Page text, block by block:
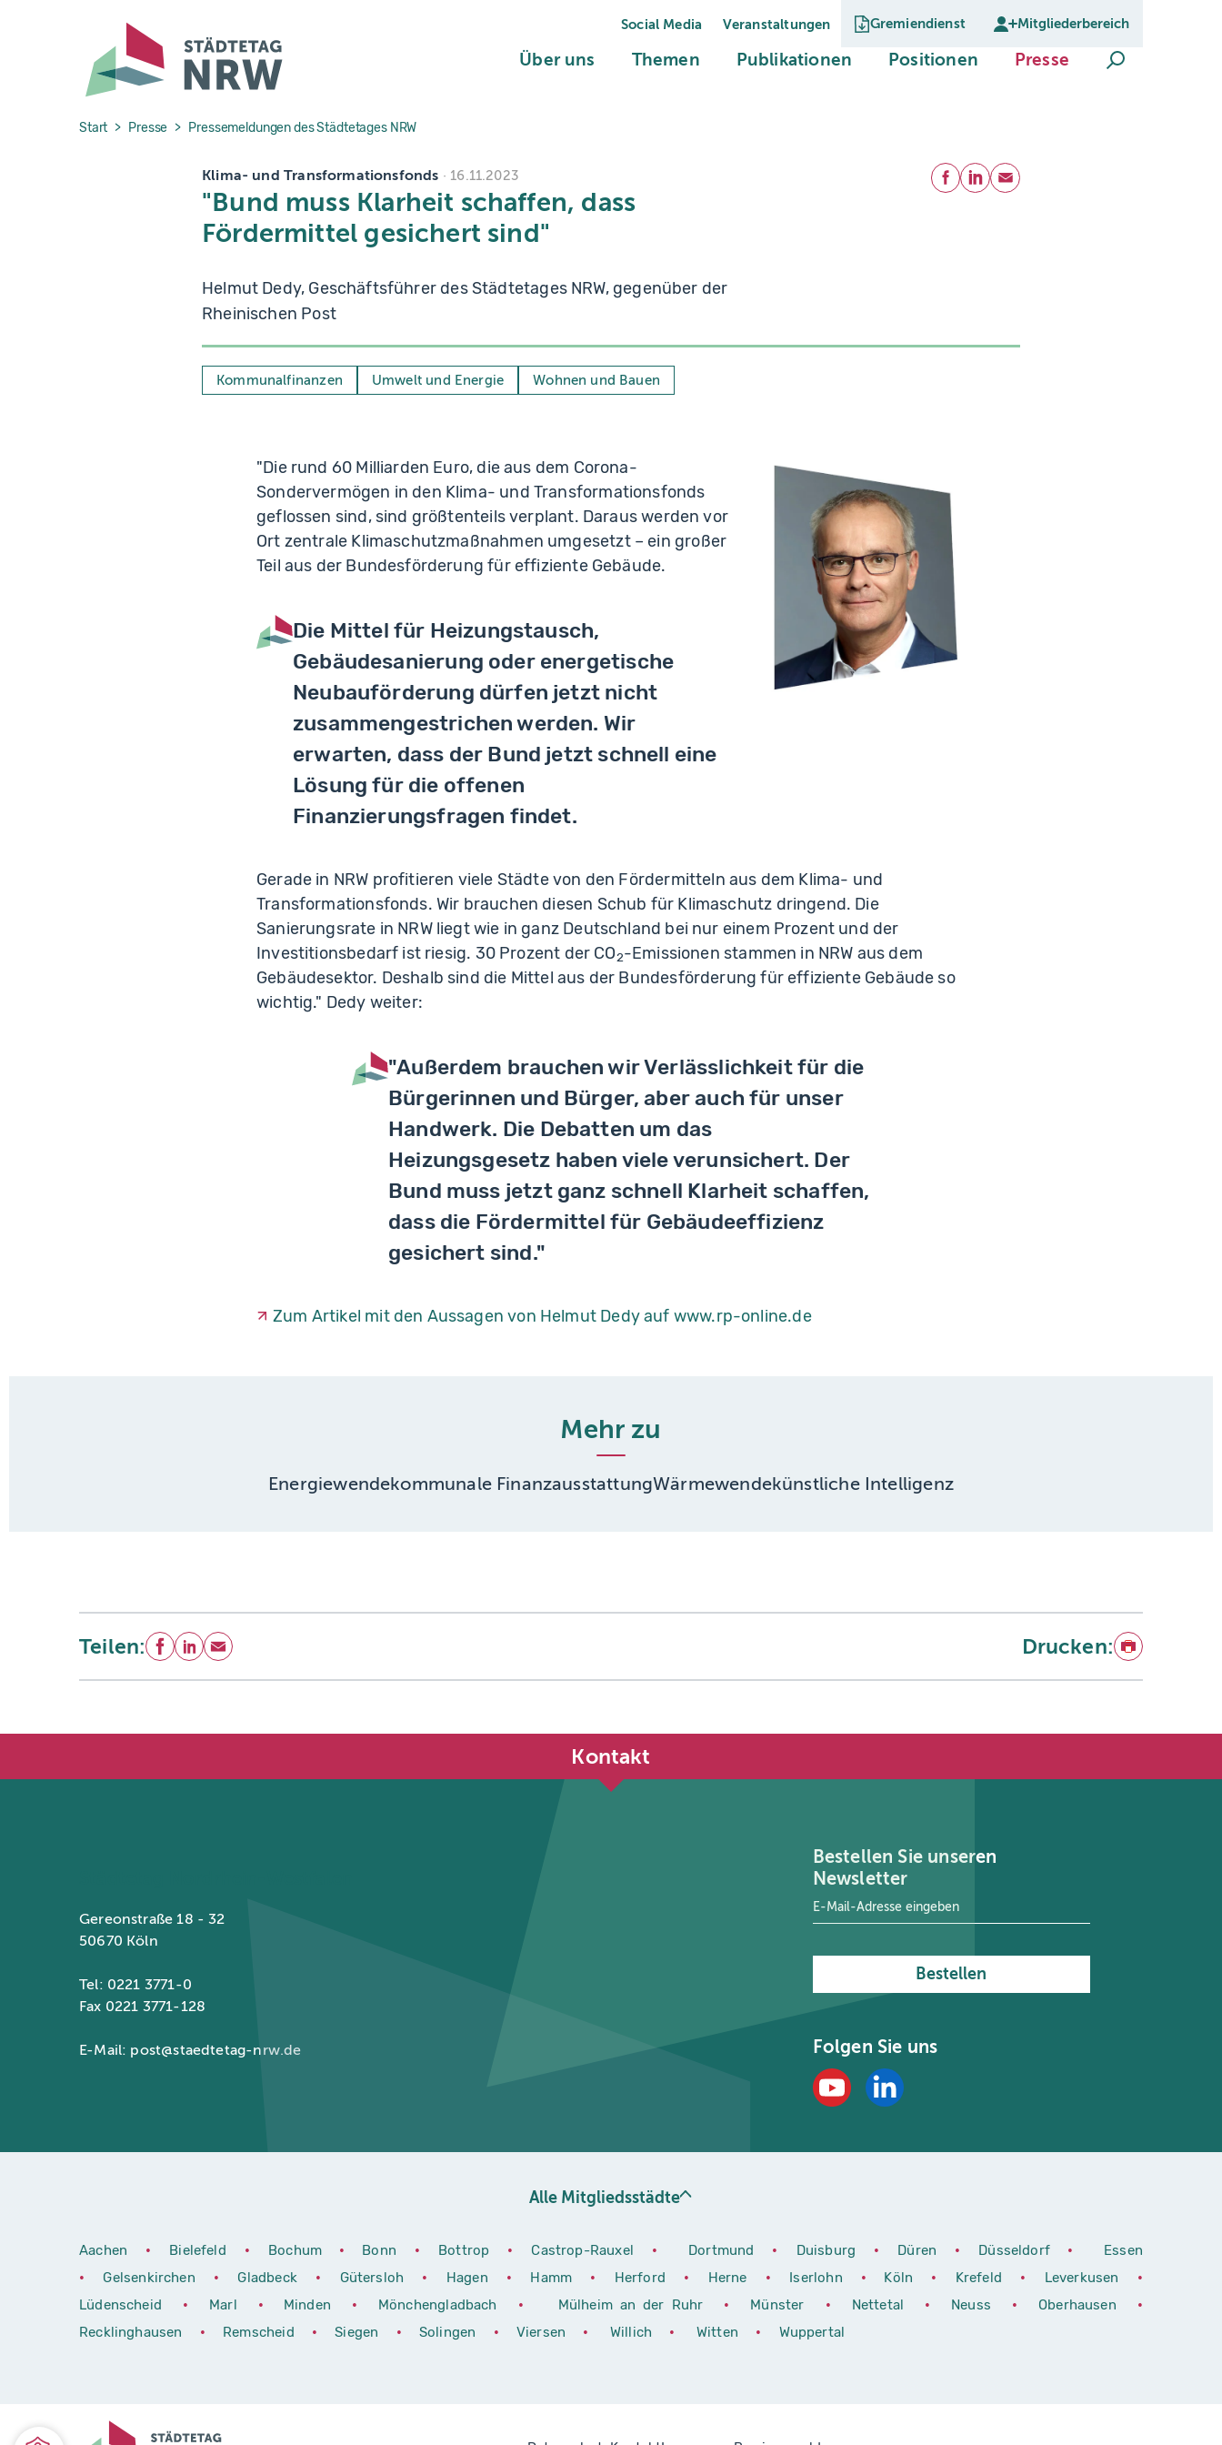
Social Media Veranstaltungen Gremiendienst Mitgliederbereich
Über uns (current)
Themen(current)Publikationen (current)Positionen(current)
Presse (current)Suche öffnen
You are here:
Start Presse Pressemeldungen des Städtetages NRW
Klima- und Transformationsfonds 16.11.2023
"Bund muss Klarheit schaffen, dass
Fördermittel gesichert sind"
Helmut Dedy, Geschäftsführer des Städtetages NRW, gegenüber der
Rheinischen Post
Teilen
Facebook
LinkedIn
E-Mail
Kommunalfinanzen Umwelt und Energie Wohnen und Bauen
"Die rund 60 Milliarden Euro, die aus dem Corona-
Sondervermögen in den Klima- und Transformationsfonds
geflossen sind, sind größtenteils verplant. Daraus werden vor
Ort zentrale Klimaschutzmaßnahmen umgesetzt – ein großer
Teil aus der Bundesförderung für effiziente Gebäude.
Die Mittel für Heizungstausch,
Gebäudesanierung oder energetische
Neubauförderung dürfen jetzt nicht
zusammengestrichen werden. Wir
erwarten, dass der Bund jetzt schnell eine
Lösung für die offenen
Finanzierungsfragen findet.
Gerade in NRW profitieren viele Städte von den Fördermitteln aus dem Klima- und
Transformationsfonds. Wir brauchen diesen Schub für Klimaschutz dringend. Die
Sanierungsrate in NRW liegt wie in ganz Deutschland bei nur einem Prozent und der
Investitionsbedarf ist riesig. 30 Prozent der CO2-Emissionen stammen in NRW aus dem
Gebäudesektor. Deshalb sind die Mittel aus der Bundesförderung für effiziente Gebäude so
wichtig." Dedy weiter:
"Außerdem brauchen wir Verlässlichkeit für die
Bürgerinnen und Bürger, aber auch für unser
Handwerk. Die Debatten um das
Heizungsgesetz haben viele verunsichert. Der
Bund muss jetzt ganz schnell Klarheit schaffen,
dass die Fördermittel für Gebäudeeffizienz
gesichert sind."
Zum Artikel mit den Aussagen von Helmut Dedy auf www.rp-online.de
Mehr zu
Energiewendekommunale FinanzausstattungWärmewendekünstliche Intelligenz
Teilen: Facebook
LinkedIn
E-Mail Drucken: Drucken
Kontakt
Gereonstraße 18 - 32
50670 Köln
Tel: 0221 3771-0
Fax 0221 3771-128
E-Mail: post@staedtetag-nrw.de
Bestellen Sie unseren
Newsletter
E-Mail-Adresse
Bestellen
Folgen Sie uns
Alle Mitgliedsstädte
Aachen • Bielefeld • Bochum • Bonn • Bottrop • Castrop-Rauxel • Dortmund • Duisburg • Düren • Düsseldorf •
Essen
•
Gelsenkirchen • Gladbeck • Gütersloh • Hagen • Hamm • Herford • Herne • Iserlohn • Köln • Krefeld • Leverkusen
•
Lüdenscheid
• Marl • Minden • Mönchengladbach • Mülheim an der Ruhr • Münster • Nettetal • Neuss • Oberhausen
•
Recklinghausen
• Remscheid • Siegen • Solingen • Viersen • Willich • Witten • Wuppertal